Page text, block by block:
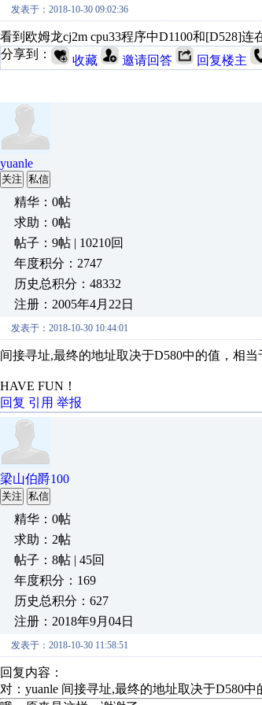
发表于：2018-10-30 09:02:36
看到欧姆龙cj2m cpu33程序中D1100和[D528]
分享到：
收藏 邀请回答 回复楼主
yuanle
关注 私信
精华：0帖
求助：0帖
帖子：9帖 | 10210回
年度积分：2747
历史总积分：48332
注册：2005年4月22日
发表于：2018-10-30 10:44:01
间接寻址,最终的地址取决于D580中的值，相当
HAVE FUN！
回复 引用 举报
梁山伯爵100
关注 私信
精华：0帖
求助：2帖
帖子：8帖 | 45回
年度积分：169
历史总积分：627
注册：2018年9月04日
发表于：2018-10-30 11:58:51
回复内容：
对：yuanle 间接寻址,最终的地址取决于D580